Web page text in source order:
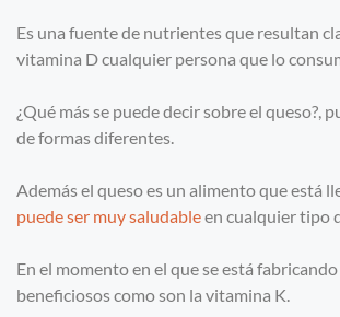
Es una fuente de nutrientes que resultan
vitamina D cualquier persona que lo
¿Qué más se puede decir sobre el queso?,
de formas diferentes.
Además el queso es un alimento que está
puede ser muy saludableen cualquier tipo
En el momento en el que se está
beneficiosos como son la vitamina K.